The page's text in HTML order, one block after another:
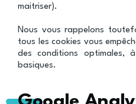
maitriser).
Nous vous rappelons
tous les cookies vous
des conditions optimales,
basiques.